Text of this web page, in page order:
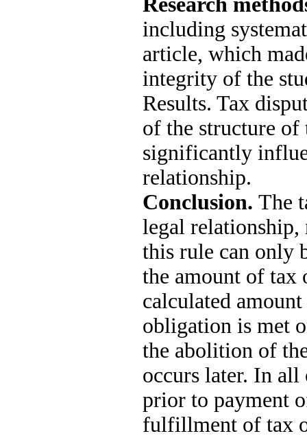
including
article, which
integrity of the
Results. Tax
of the structure
significantly
relationship.
Conclusion. The
legal
this rule can only
the amount of tax
calculated
obligation is met
the abolition of
occurs later. In all
prior to payment
fulfillment of tax